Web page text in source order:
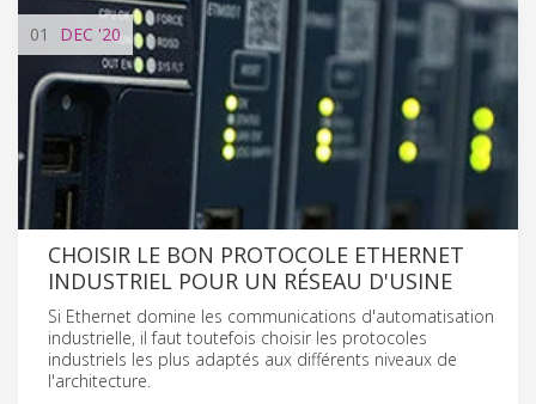
01 DEC '20
CHOISIR LE BON PROTOCOLE ETHERNET
INDUSTRIEL POUR UN RÉSEAU D'USINE
Si Ethernet domine les communications d'automatisation
industrielle, il faut toutefois choisir les protocoles
industriels les plus adaptés aux différents niveaux de
l'architecture.